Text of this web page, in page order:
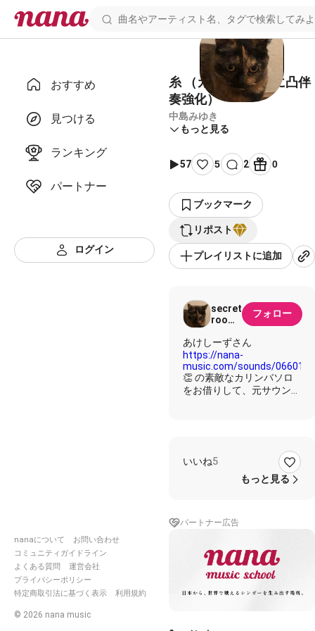
おすすめ
見つける
ランキング
パートナー
ログイン
nanaについて
お問い合わせ
コミュニティガイドライン
よくある質問
運営会社
プライバシーポリシー
特定商取引法に基づく表示
利用規約
© 2026 nana music
糸 （カリンバソロに凸伴
奏強化）
中島みゆき
もっと見る
57 5 2 0
ブックマーク
リポスト
プレイリストに追加
secret
room
フォロー
あけしーずさん
https://nana-
music.com/sounds/
👏 の素敵なカリンバソロ
をお借りして、元サウンド
#中島みゆき
リンバ
#はじめてのカリン
バBOOK
https://nana-
music.com/sounds/
・chiyさんver.
いいね5
もっと見る
パートナー広告